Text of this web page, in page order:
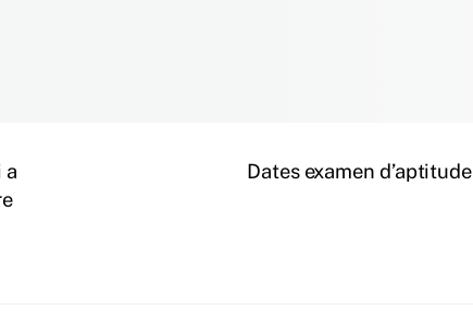
a
Dates examen d’aptitude